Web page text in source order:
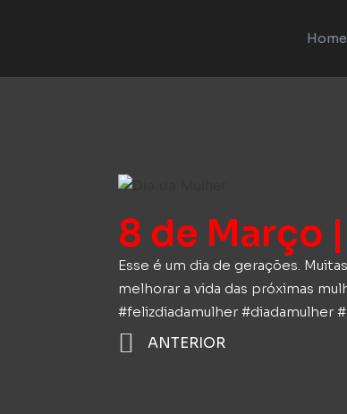
Home
8 de Março
Esse é um dia de gerações.
melhorar a vida das próximas
#felizdiadamulher #diadamulher
ANTERIOR